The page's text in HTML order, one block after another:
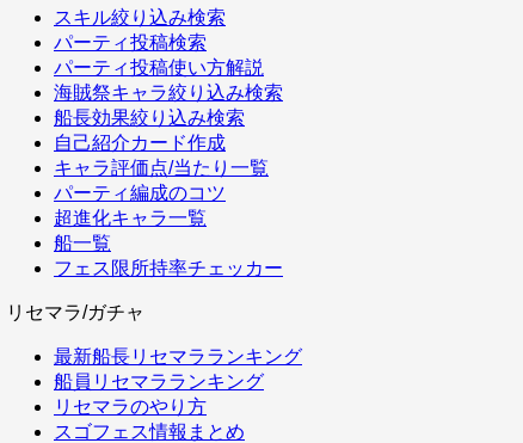
スキル絞り込み検索
パーティ投稿検索
パーティ投稿使い方解説
海賊祭キャラ絞り込み検索
船長効果絞り込み検索
自己紹介カード作成
キャラ評価点/当たり一覧
パーティ編成のコツ
超進化キャラ一覧
船一覧
フェス限所持率チェッカー
リセマラ/ガチャ
最新船長リセマラランキング
船員リセマラランキング
リセマラのやり方
スゴフェス情報まとめ